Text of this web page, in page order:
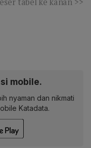
mobile.
nyaman dan nikmati
Katadata.